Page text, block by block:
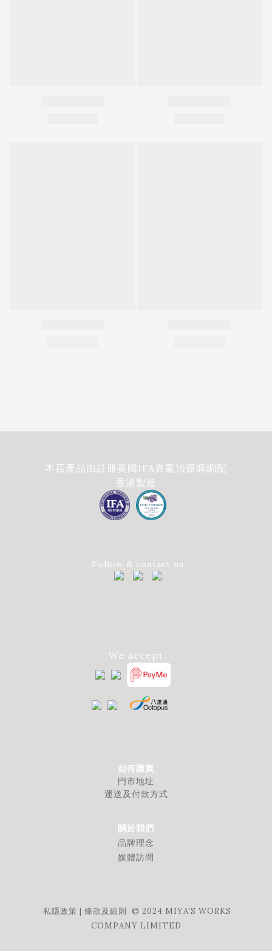
本店產品由註冊英國IFA香薰治療師調配
香港製造
Follow & contact us
We accept
如何購買
門市地址
運送及付款方式
關於我們
品牌理念
媒體訪問
私隱政策 | 條款及細則 © 2024 MIYA'S WORKS
COMPANY LIMITED